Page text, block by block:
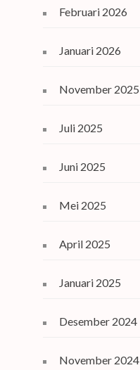
Februari 2026
Januari 2026
November 2025
Juli 2025
Juni 2025
Mei 2025
April 2025
Januari 2025
Desember 2024
November 2024